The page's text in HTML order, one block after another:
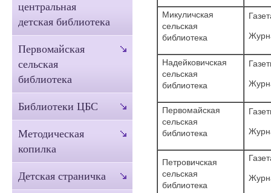
Микуличская
сельская
библиотека
Надейковичская
сельская
библиотека
Первомайская
сельская
библиотека
Петровичская
сельская
библиотека
центральная
детская библиотека
Первомайская
сельская
библиотека
Библиотеки ЦБС
Методическая
копилка
Детская страничка